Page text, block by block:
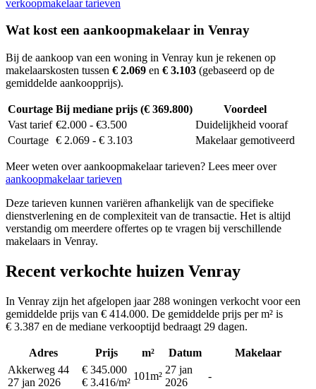
verkoopmakelaar tarieven
Wat kost een aankoopmakelaar in Venray
Bij de aankoop van een woning in Venray kun je rekenen op
makelaarskosten tussen € 2.069 en € 3.103 (gebaseerd op de
gemiddelde aankoopprijs).
Courtage Bij mediane prijs (€ 369.800)
Voordeel
Vast tarief €2.000 - €3.500
Duidelijkheid vooraf
Courtage € 2.069 - € 3.103 Makelaar gemotiveerd
Meer weten over aankoopmakelaar tarieven? Lees meer over
aankoopmakelaar tarieven
Deze tarieven kunnen variëren afhankelijk van de specifieke
dienstverlening en de complexiteit van de transactie. Het is altijd
verstandig om meerdere offertes op te vragen bij verschillende
makelaars in Venray.
Recent verkochte huizen Venray
In Venray zijn het afgelopen jaar 288 woningen verkocht voor een
gemiddelde prijs van € 414.000. De gemiddelde prijs per m² is
€ 3.387 en de mediane verkooptijd bedraagt 29 dagen.
Adres Prijs m² Datum
Makelaar
Akkerweg 44
27 jan 2026
€ 345.000
€ 3.416/m²
101m²
27 jan
2026
-